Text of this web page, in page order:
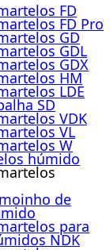
FD
FD Pro
GD
GDL
GDX
HM
LDE
SD
VDK
VL
W
húmido
de
para
NDK